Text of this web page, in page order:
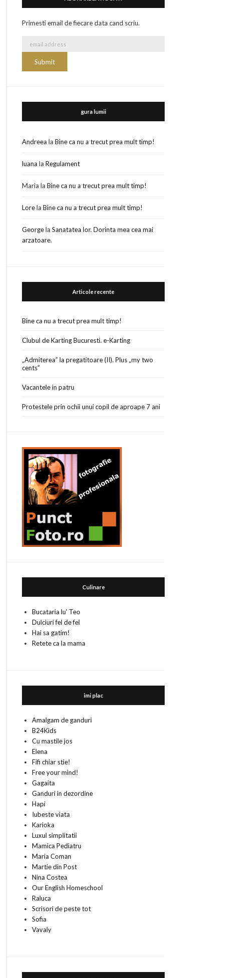
Primesti email de fiecare data cand scriu.
gura lumii
Andreea laBine ca nu a trecut prea mult timp!
luana laRegulament
Maria laBine ca nu a trecut prea mult timp!
LorelaBine ca nu a trecut prea mult timp!
GeorgelaSanatatea lor. Dorinta mea cea mai
arzatoare.
Articole recente
Bine ca nu a trecut prea mult timp!
Clubul de Karting Bucuresti. e-Karting
„Admiterea” la pregatitoare (II). Plus „my two
cents”
Vacantele in patru
Protestele prin ochii unui copil de aproape 7 ani
Culinare
Bucataria lu' Teo
Dulciuri fel de fel
Hai sa gatim!
Retete ca la mama
imi plac
Amalgam de ganduri
B24Kids
Cu mastile jos
Elena
Fifi chiar stie!
Free your mind!
Gagaita
Ganduri in dezordine
Hapi
Iubeste viata
Karioka
Luxul simplitatii
Mamica Pediatru
Maria Coman
Martie din Post
Nina Costea
Our English Homeschool
Raluca
Scrisori de peste tot
Sofia
Vavaly